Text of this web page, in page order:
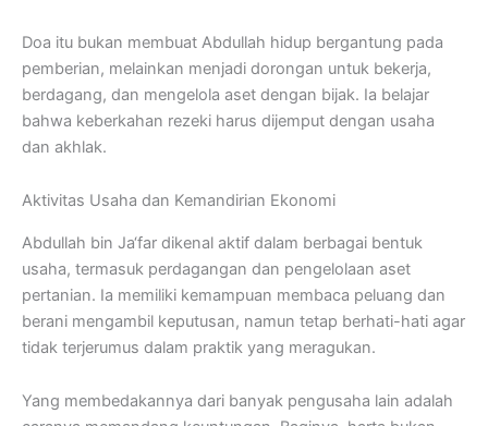
Doa itu bukan membuat Abdullah hidup bergantung pada
pemberian, melainkan menjadi dorongan untuk bekerja,
berdagang, dan mengelola aset dengan bijak. Ia belajar
bahwa keberkahan rezeki harus dijemput dengan usaha
dan akhlak.
Aktivitas Usaha dan Kemandirian Ekonomi
Abdullah bin Ja‘far dikenal aktif dalam berbagai bentuk
usaha, termasuk perdagangan dan pengelolaan aset
pertanian. Ia memiliki kemampuan membaca peluang dan
berani mengambil keputusan, namun tetap berhati-hati agar
tidak terjerumus dalam praktik yang meragukan.
Yang membedakannya dari banyak pengusaha lain adalah